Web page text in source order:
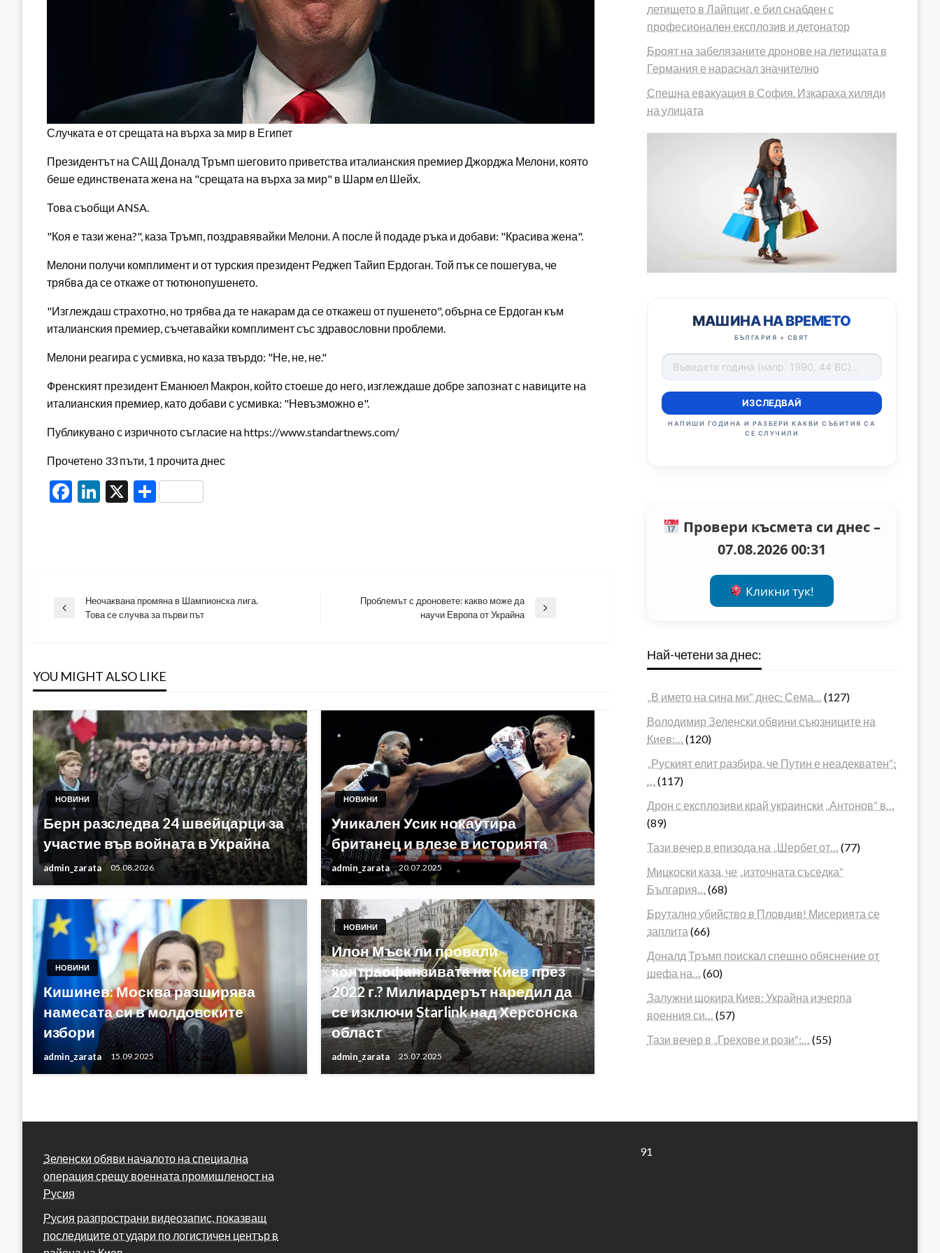
Случката е от срещата на върха за мир в Египет
Президентът на САЩ Доналд Тръмп шеговито приветства италианския премиер Джорджа Мелони, която
беше единствената жена на "срещата на върха за мир" в Шарм ел Шейх.
Това съобщи ANSA.
"Коя е тази жена?", каза Тръмп, поздравявайки Мелони. А после й подаде ръка и добави: "Красива жена".
Мелони получи комплимент и от турския президент Реджеп Тайип Ердоган. Той пък се пошегува, че
трябва да се откаже от тютюнопушенето.
"Изглеждаш страхотно, но трябва да те накарам да се откажеш от пушенето", обърна се Ердоган към
италианския премиер, съчетавайки комплимент със здравословни проблеми.
Мелони реагира с усмивка, но каза твърдо: "Не, не, не."
Френският президент Еманюел Макрон, който стоеше до него, изглеждаше добре запознат с навиците на
италианския премиер, като добави с усмивка: "Невъзможно е".
Публикувано с изричното съгласие на https://www.standartnews.com/
Прочетено 33 пъти, 1 прочита днес
Facebook
LinkedIn
X Share
Навигация
Previous
Неочаквана промяна в Шампионска лига.
Това се случва за първи път
Проблемът с дроновете: какво може да
научи Европа от Украйна
YOU MIGHT ALSO LIKE
НОВИНИ
Берн разследва 24 швейцарци за
участие във войната в Украйна
admin_zarata 05.08.2026
НОВИНИ
Уникален Усик нокаутира
британец и влезе в историята
admin_zarata 20.07.2025
НОВИНИ
Кишинев: Москва разширява
намесата си в молдовските
избори
admin_zarata 15.09.2025
НОВИНИ
Илон Мъск ли провали
контраофанзивата на Киев през
2022 г.? Милиардерът наредил да
се изключи Starlink над Херсонска
област
admin_zarata 25.07.2025
летището в Лайпциг, е бил снабден с
професионален експлозив и детонатор
Броят на забелязаните дронове на летищата в
Германия е нараснал значително
Спешна евакуация в София. Изкараха хиляди
на улицата
МАШИНА НА ВРЕМЕТО
БЪЛГАРИЯ + СВЯТ
ИЗСЛЕДВАЙ
НАПИШИ ГОДИНА И РАЗБЕРИ КАКВИ СЪБИТИЯ СА
СЕ СЛУЧИЛИ
Провери късмета си днес –
07.08.2026 00:31
Кликни тук!
Най-четени за днес:
„В името на сина ми“ днес: Сема…
(127)
Володимир Зеленски обвини съюзниците на
Киев:…
(120)
„Руският елит разбира, че Путин е неадекватен“:
(117)
Дрон с експлозиви край украински „Антонов“ в…
(89)
Тази вечер в епизода на „Шербет от…
(77)
Мицкоски каза, че „източната съседка“
България…
(68)
Брутално убийство в Пловдив! Мисерията се
заплита (66)
Доналд Тръмп поискал спешно обяснение от
шефа на…
(60)
Залужни шокира Киев: Украйна изчерпа
военния си…
(57)
Тази вечер в „Грехове и рози“:…
(55)
Зеленски обяви началото на специална
операция срещу военната промишленост на
Русия
Русия разпространи видеозапис, показващ
последиците от удари по логистичен център в
91